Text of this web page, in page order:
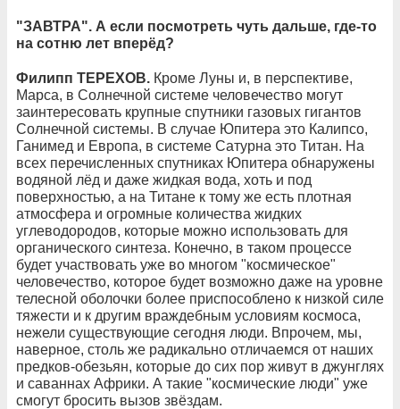
"ЗАВТРА". А если посмотреть чуть дальше, где-то
на сотню лет вперёд?
Филипп ТЕРЕХОВ. Кроме Луны и, в перспективе,
Марса, в Солнечной системе человечество могут
заинтересовать крупные спутники газовых гигантов
Солнечной системы. В случае Юпитера это Калипсо,
Ганимед и Европа, в системе Сатурна это Титан. На
всех перечисленных спутниках Юпитера обнаружены
водяной лёд и даже жидкая вода, хоть и под
поверхностью, а на Титане к тому же есть плотная
атмосфера и огромные количества жидких
углеводородов, которые можно использовать для
органического синтеза. Конечно, в таком процессе
будет участвовать уже во многом "космическое"
человечество, которое будет возможно даже на уровне
телесной оболочки более приспособлено к низкой силе
тяжести и к другим враждебным условиям космоса,
нежели существующие сегодня люди. Впрочем, мы,
наверное, столь же радикально отличаемся от наших
предков-обезьян, которые до сих пор живут в джунглях
и саваннах Африки. А такие "космические люди" уже
смогут бросить вызов звёздам.